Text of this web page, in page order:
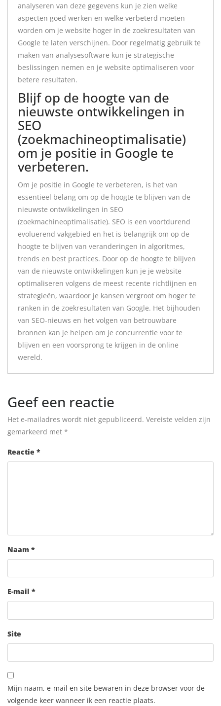
analyseren van deze gegevens kun je zien welke
aspecten goed werken en welke verbeterd moeten
worden om je website hoger in de zoekresultaten van
Google te laten verschijnen. Door regelmatig gebruik te
maken van analysesoftware kun je strategische
beslissingen nemen en je website optimaliseren voor
betere resultaten.
Blijf op de hoogte van de
nieuwste ontwikkelingen in
SEO
(zoekmachineoptimalisatie)
om je positie in Google te
verbeteren.
Om je positie in Google te verbeteren, is het van
essentieel belang om op de hoogte te blijven van de
nieuwste ontwikkelingen in SEO
(zoekmachineoptimalisatie). SEO is een voortdurend
evoluerend vakgebied en het is belangrijk om op de
hoogte te blijven van veranderingen in algoritmes,
trends en best practices. Door op de hoogte te blijven
van de nieuwste ontwikkelingen kun je je website
optimaliseren volgens de meest recente richtlijnen en
strategieën, waardoor je kansen vergroot om hoger te
ranken in de zoekresultaten van Google. Het bijhouden
van SEO-nieuws en het volgen van betrouwbare
bronnen kan je helpen om je concurrentie voor te
blijven en een voorsprong te krijgen in de online
wereld.
Geef een reactie
Het e-mailadres wordt niet gepubliceerd. Vereiste velden zijn
gemarkeerd met *
Reactie *
Naam *
E-mail *
Site
Mijn naam, e-mail en site bewaren in deze browser voor de
volgende keer wanneer ik een reactie plaats.